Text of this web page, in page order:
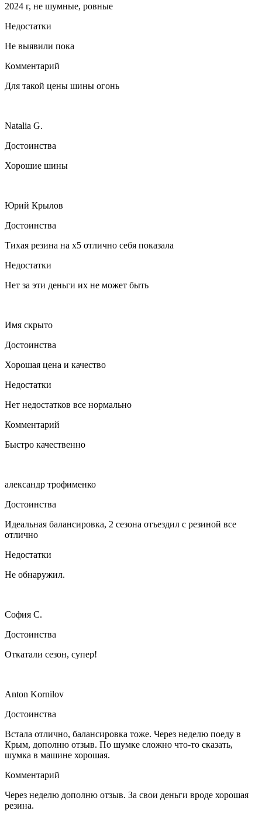
2024 г, не шумные, ровные
Недостатки
Не выявили пока
Комментарий
Для такой цены шины огонь
Natalia G.
Достоинства
Хорошие шины
Юрий Крылов
Достоинства
Тихая резина на х5 отлично себя показала
Недостатки
Нет за эти деньги их не может быть
Имя скрыто
Достоинства
Хорошая цена и качество
Недостатки
Нет недостатков все нормально
Комментарий
Быстро качественно
александр трофименко
Достоинства
Идеальная балансировка, 2 сезона отъездил с резиной все
отлично
Недостатки
Не обнаружил.
София С.
Достоинства
Откатали сезон, супер!
Anton Kornilov
Достоинства
Встала отлично, балансировка тоже. Через неделю поеду в
Крым, дополню отзыв. По шумке сложно что-то сказать,
шумка в машине хорошая.
Комментарий
Через неделю дополню отзыв. За свои деньги вроде хорошая
резина.